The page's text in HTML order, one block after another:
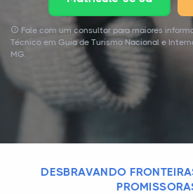
Fale com um consultor para maiores
Técnico em Guia de Turismo Nacional e
MG.
DESBRAVANDO